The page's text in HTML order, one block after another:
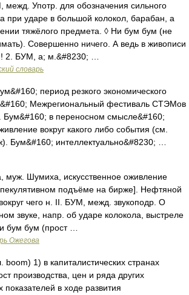
Употр. для обозначения сильного
при ударе в большой колокол, барабан, а
тяжёлого предмета. ◊ Ни бум бум (не
Совершенно ничего. А ведь в живописи
2. БУМ, а; м.&#8230; …
словарь
период резкого экономического
Межрегиональный фестиваль СТЭМов
Бум&#160; в переносном смысле&#160;
вокруг какого либо события (см.
Бум&#160; интеллектуально&#8230; …
Шумиха, искусственное оживление
подъёме на бирже]. Нефтяной
чего н. II. БУМ, межд. звукоподр. О
звуке, напр. об ударе колокола, выстреле
бум бум (прост …
Ожегова
boom) 1) в капиталистических странах
производства, цен и ряда других
показателей в ходе развития